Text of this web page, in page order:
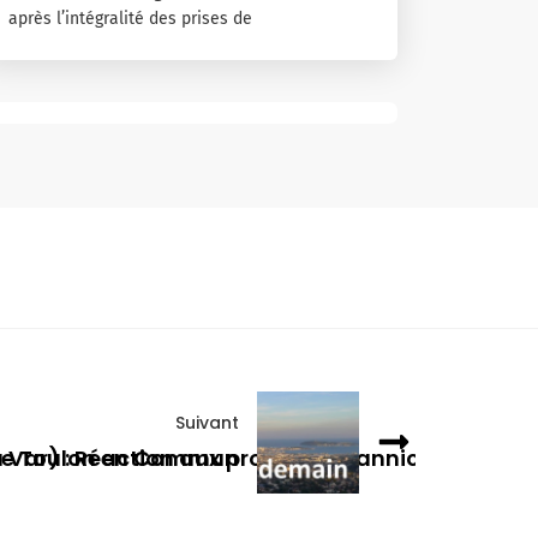
après l’intégralité des prises de
: Réaction aux propos de Yannick
Suivant
Toulon en Commun